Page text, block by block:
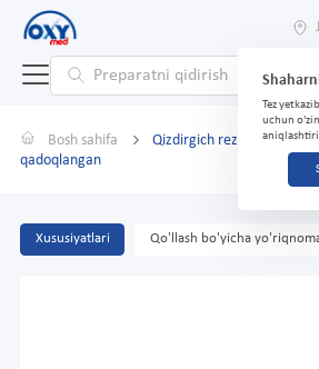
Tez
uchun
Bosh sahifa
Qizdirgich rezina B-1
qadoqlangan
Xususiyatlari Qo'llash bo'yicha